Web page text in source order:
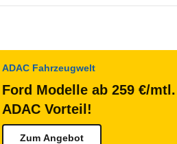
ADAC Fahrzeugwelt
Ford Modelle ab 259 €/
ADAC Vorteil!
Zum Angebot